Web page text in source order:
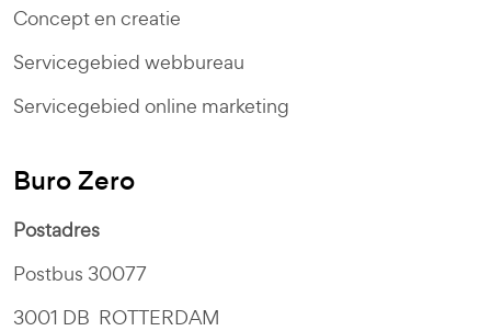
Concept en creatie
Servicegebied webbureau
Servicegebied online marketing
Buro Zero
Postadres
Postbus 30077
3001 DB ROTTERDAM